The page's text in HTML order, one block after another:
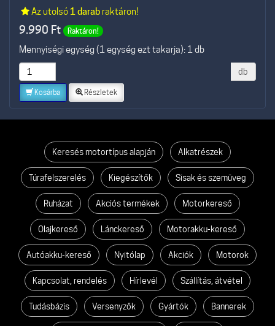
Az utolsó 1 darabraktáron!
9.990 Ft Raktáron!
Mennyiségi egység (1 egység ezt takarja): 1 db
db
Kosárba Részletek
Keresés motortípus alapján Alkatrészek
Túrafelszerelés Kiegészítők Sisak és szemüveg
Ruházat Akciós termékek Motorkereső
Olajkereső Lánckereső Motorakku-kereső
Autóakku-kereső Nyitólap Akciók Motorok
Kapcsolat, rendelés Hírlevél Szállítás, átvétel
Tudásbázis Versenyzők Gyártók Bannerek